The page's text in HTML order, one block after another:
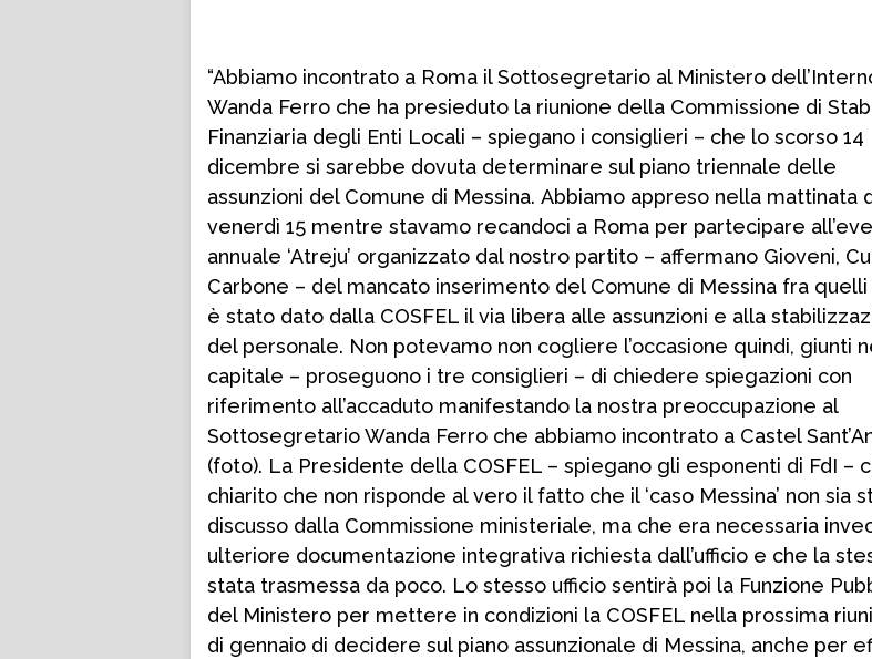
“Abbiamo incontrato a Roma il Sottosegretario al Ministero
Wanda Ferro che ha presieduto la riunione della Commissione di
Finanziaria degli Enti Locali – spiegano i consiglieri – che lo scorso 14
dicembre si sarebbe dovuta determinare sul piano triennale delle
assunzioni del Comune di Messina. Abbiamo appreso nella mattinata
venerdì 15 mentre stavamo recandoci a Roma per partecipare
annuale ‘Atreju’ organizzato dal nostro partito – affermano Gioveni,
Carbone – del mancato inserimento del Comune di Messina fra quelli
è stato dato dalla COSFEL il via libera alle assunzioni e alla
del personale. Non potevamo non cogliere l’occasione quindi, giunti
capitale – proseguono i tre consiglieri – di chiedere spiegazioni con
riferimento all’accaduto manifestando la nostra preoccupazione al
Sottosegretario Wanda Ferro che abbiamo incontrato a Castel
(foto). La Presidente della COSFEL – spiegano gli esponenti di FdI –
chiarito che non risponde al vero il fatto che il ‘caso Messina’ non sia
discusso dalla Commissione ministeriale, ma che era necessaria
ulteriore documentazione integrativa richiesta dall’ufficio e che la
stata trasmessa da poco. Lo stesso ufficio sentirà poi la Funzione
del Ministero per mettere in condizioni la COSFEL nella prossima
di gennaio di decidere sul piano assunzionale di Messina, anche per